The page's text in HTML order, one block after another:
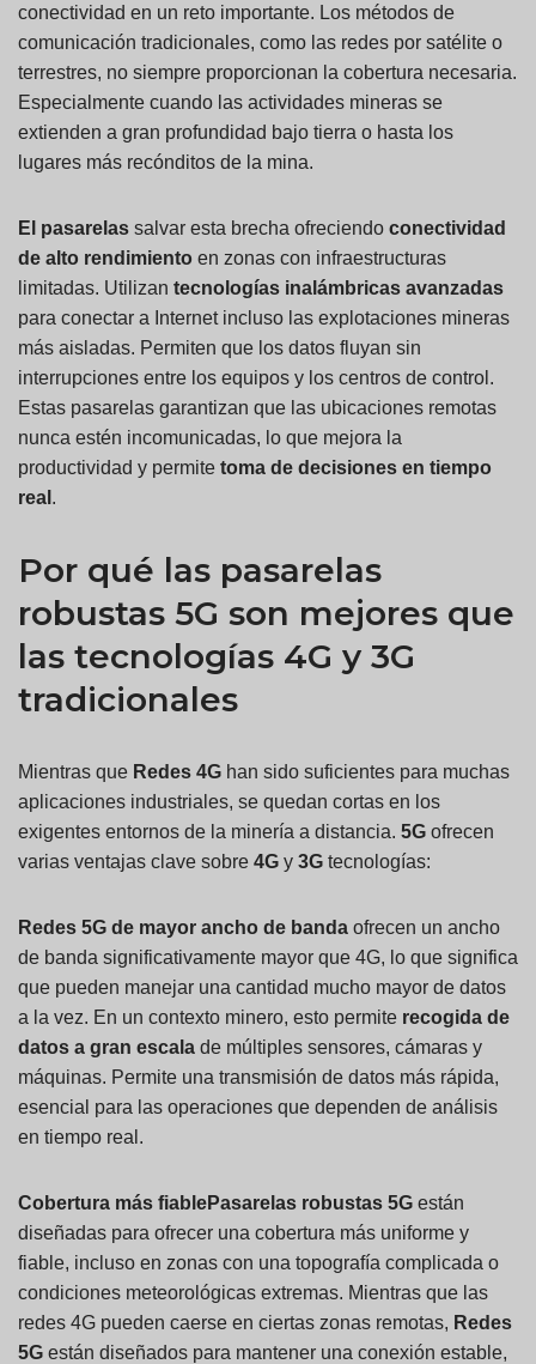
conectividad en un reto importante. Los métodos de
comunicación tradicionales, como las redes por satélite o
terrestres, no siempre proporcionan la cobertura necesaria.
Especialmente cuando las actividades mineras se
extienden a gran profundidad bajo tierra o hasta los
lugares más recónditos de la mina.
El pasarelas salvar esta brecha ofreciendo conectividad
de alto rendimiento en zonas con infraestructuras
limitadas. Utilizan tecnologías inalámbricas avanzadas
para conectar a Internet incluso las explotaciones mineras
más aisladas. Permiten que los datos fluyan sin
interrupciones entre los equipos y los centros de control.
Estas pasarelas garantizan que las ubicaciones remotas
nunca estén incomunicadas, lo que mejora la
productividad y permite toma de decisiones en tiempo
real .
Por qué las pasarelas
robustas 5G son mejores que
las tecnologías 4G y 3G
tradicionales
Mientras que Redes 4G han sido suficientes para muchas
aplicaciones industriales, se quedan cortas en los
exigentes entornos de la minería a distancia. 5G ofrecen
varias ventajas clave sobre 4G y 3G tecnologías:
Redes 5G de mayor ancho de banda ofrecen un ancho
de banda significativamente mayor que 4G, lo que significa
que pueden manejar una cantidad mucho mayor de datos
a la vez. En un contexto minero, esto permite recogida de
datos a gran escala de múltiples sensores, cámaras y
máquinas. Permite una transmisión de datos más rápida,
esencial para las operaciones que dependen de análisis
en tiempo real.
Cobertura más fiablePasarelas robustas 5G están
diseñadas para ofrecer una cobertura más uniforme y
fiable, incluso en zonas con una topografía complicada o
condiciones meteorológicas extremas. Mientras que las
redes 4G pueden caerse en ciertas zonas remotas, Redes
5G están diseñados para mantener una conexión estable,